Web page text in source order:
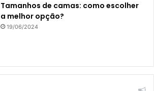
Tamanhos de camas: como escolher
a melhor opção?
19/06/2024